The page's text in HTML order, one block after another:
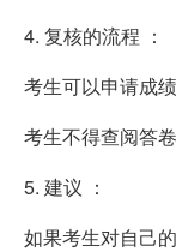
4. 复核的流程 ：
考生可以申请成
考生不得查阅答
5. 建议 ：
如果考生对自己